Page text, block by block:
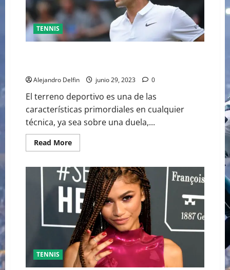
MUNDO
DEL
PING
PONG
TENNIS
Alejandro Delfin junio 29, 2023 0
El terreno deportivo es una de las
características primordiales en cualquier
técnica, ya sea sobre una duela,...
Read MoreRead
more
FEDERER
SE
UNE
MERCEDES
BENZ
PARA
RESTAURAR
UNA
CANCHA
DE
TENIS
EN
EUROPA
TENNIS